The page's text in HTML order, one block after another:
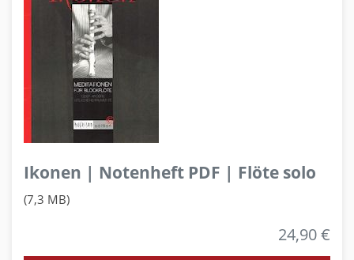
Ikonen | Notenheft PDF | Flöte solo
(7,3 MB)
24,90 €